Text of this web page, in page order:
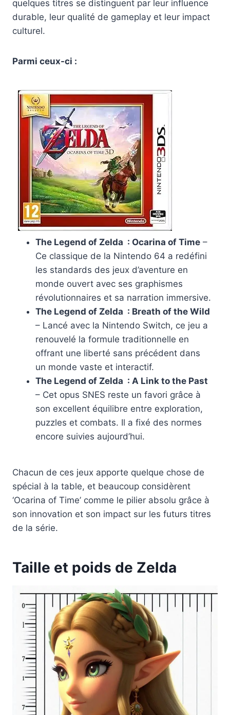
quelques titres se distinguent par leur influence
durable, leur qualité de gameplay et leur impact
culturel.
Parmi ceux-ci :
The Legend of Zelda : Ocarina of Time–
Ce classique de la Nintendo 64 a redéfini
les standards des jeux d’aventure en
monde ouvert avec ses graphismes
révolutionnaires et sa narration immersive.
The Legend of Zelda : Breath of the Wild
– Lancé avec la Nintendo Switch, ce jeu a
renouvelé la formule traditionnelle en
offrant une liberté sans précédent dans
un monde vaste et interactif.
The Legend of Zelda : A Link to the Past
– Cet opus SNES reste un favori grâce à
son excellent équilibre entre exploration,
puzzles et combats. Il a fixé des normes
encore suivies aujourd’hui.
Chacun de ces jeux apporte quelque chose de
spécial à la table, et beaucoup considèrent
‘Ocarina of Time’ comme le pilier absolu grâce à
son innovation et son impact sur les futurs titres
de la série.
Taille et poids de Zelda